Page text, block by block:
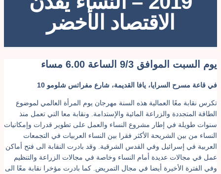
الاقتصاد الأخضر
يوم السبت الموافق 9/3 الساعة 6.00 مساء
في قاعة مسرح السرايا، يافا القديمة، شارع مفراتس شلومو 10
تكرس نقابة معًا العمالية هذه السنة مهرجان يوم المرأة العالمي لموضوع
الطاقة المتجددة والزراعة المائية والإستدامة. ونقابة معا التي تعمل منذ
سنوات طويلة في إطار مشروع النساء والعمل على تطوير قدرات وإمكانيات
النساء من بين الشريحة الأكثر فقرا بين النساء العربيات في التجمعات
العربية في إسرائيل وفي القدس الشرقية. وقد بادرت النقابة الى فتح أماكن
عمل في مجالات عديدة أمام النساء وخاصة في مجالات الزراعة والتنظيم
وفي الفترة الأخيرة أيضا في مجال التمريض. كما بادرت مؤخرا نقابة معًا الى